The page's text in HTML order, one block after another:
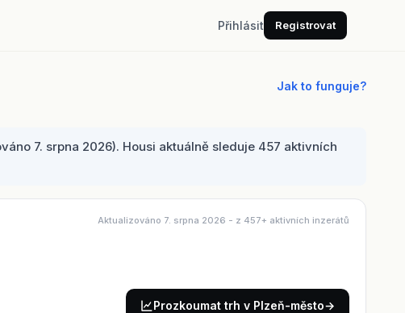
Přihlásit Registrovat
Jak to funguje?
7. srpna 2026). Housi aktuálně sleduje 457 aktivních
Aktualizováno 7. srpna 2026 - z 457+ aktivních inzerátů
Prozkoumat trh v Plzeň-město→